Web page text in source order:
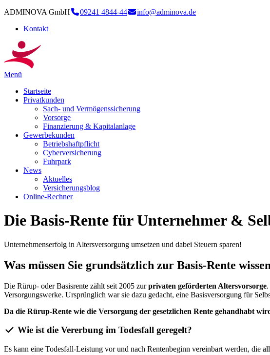
ADMINOVA GmbH 09241 4844-44
info@adminova.de
Kontakt
Menü
Startseite
Privatkunden
Sach- und Vermögenssicherung
Vorsorge
Finanzierung & Kapitalanlage
Gewerbekunden
Betriebshaftpflicht
Cyberversicherung
Fuhrpark
News
Aktuelles
Versicherungsblog
Online-Rechner
Die Basis-Rente für Unternehmer &
Unternehmenserfolg in Altersversorgung umsetzen und dabei Steuern sparen!
Was müssen Sie grundsätzlich zur Basis-Rente
Die Rürup- oder Basisrente zählt seit 2005 zurprivaten geförderten Altersvorsorge
Versorgungswerke. Ursprünglich war sie dazu gedacht, eine Basisversorgung für
Da die Rürup-Rente wie die Versorgung der gesetzlichen Rente gehandhabt
Wie ist die Vererbung im Todesfall geregelt?
Es kann eine Todesfall-Leistung vor und nach Rentenbeginn vereinbart werden, die